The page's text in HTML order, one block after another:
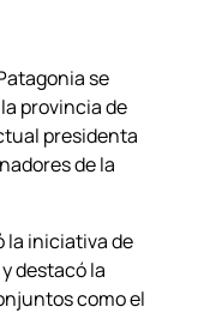
se
provincia de
presidenta
de la
la iniciativa de
destacó la
como el